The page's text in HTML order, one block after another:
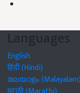
Languages
English
हिंदी (Hindi)
മലയാളം (Malayalam)